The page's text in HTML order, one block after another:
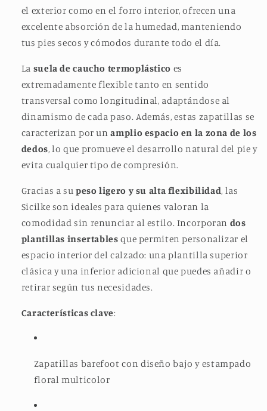
el exterior como en el forro interior, ofrecen una
excelente absorción de la humedad, manteniendo
tus pies secos y cómodos durante todo el día.
La suela de caucho termoplástico es
extremadamente flexible tanto en sentido
transversal como longitudinal, adaptándose al
dinamismo de cada paso. Además, estas zapatillas se
caracterizan por unamplio espacio en la zona de los
dedos, lo que promueve el desarrollo natural del pie y
evita cualquier tipo de compresión.
Gracias a su peso ligero y su alta flexibilidad, las
Sicilke son ideales para quienes valoran la
comodidad sin renunciar al estilo. Incorporan dos
plantillas insertables que permiten personalizar el
espacio interior del calzado: una plantilla superior
clásica y una inferior adicional que puedes añadir o
retirar según tus necesidades.
Características clave:
Zapatillas barefoot con diseño bajo y estampado
floral multicolor